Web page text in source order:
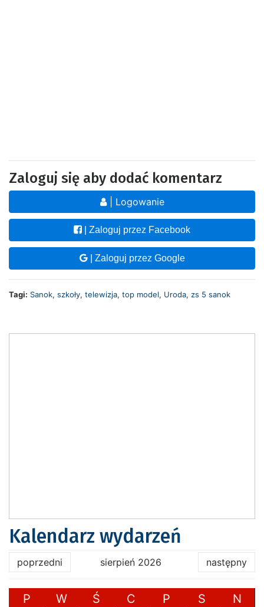
Zaloguj się aby dodać komentarz
| Logowanie
| Zaloguj przez Facebook
| Zaloguj przez Google
Tagi: Sanok, szkoły, telewizja, top model, Uroda, zs 5 sanok
Kalendarz wydarzeń
poprzedni sierpień 2026 następny
P W Ś C P S N